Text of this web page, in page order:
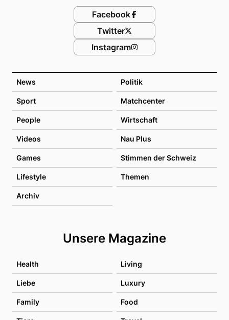
News Politik
Sport Matchcenter
People Wirtschaft
Videos Nau Plus
Games Stimmen der Schweiz
Lifestyle Themen
Archiv
Unsere Magazine
Health Living
Liebe Luxury
Family Food
Facebook
Twitter
Instagram